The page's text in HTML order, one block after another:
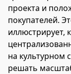
проекта и
покупателей.
иллюстрирует,
на культурном
решать